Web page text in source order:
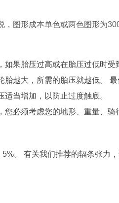
，图形成本单色或两色图形为
如果胎压过高或在胎压过低时受
胎越大，所需的胎压就越低。
最
当增加，以防止过度触底。
您必须考虑您的地形、重量、骑
5%。 有关我们推荐的辐条张力